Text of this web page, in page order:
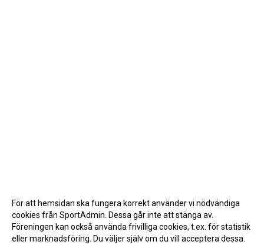
För att hemsidan ska fungera korrekt använder vi nödvändiga
cookies från SportAdmin. Dessa går inte att stänga av.
Föreningen kan också använda frivilliga cookies, t.ex. för statistik
eller marknadsföring. Du väljer själv om du vill acceptera dessa.